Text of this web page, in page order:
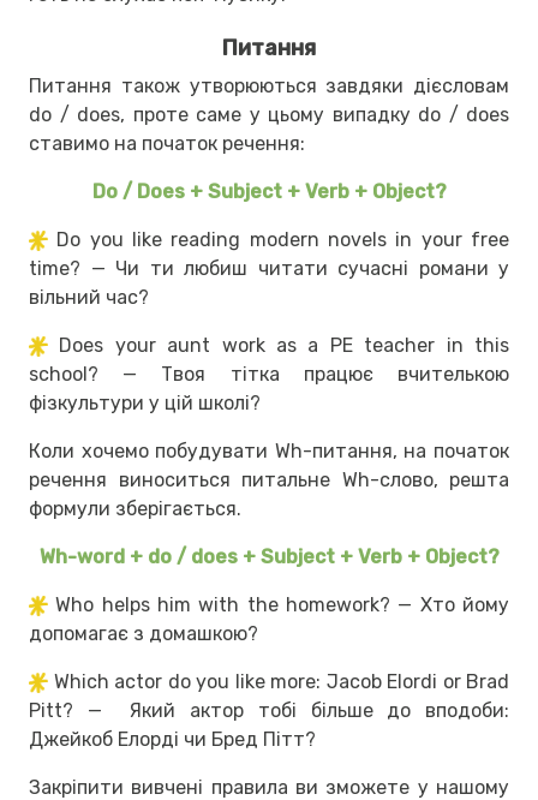
Питання
Питання також утворюються завдяки дієсловам
do / does, проте саме у цьому випадку do / does
ставимо на початок речення:
Do / Does + Subject + Verb + Object?
Do you like reading modern novels in your free
time? — Чи ти любиш читати сучасні романи у
вільний час?
Does your aunt work as a PE teacher in this
school? — Твоя тітка працює вчителькою
фізкультури у цій школі?
Коли хочемо побудувати Wh-питання, на початок
речення виноситься питальне Wh-слово, решта
формули зберігається.
Wh-word + do / does + Subject + Verb + Object?
Who helps him with the homework? — Хто йому
допомагає з домашкою?
Which actor do you like more: Jacob Elordi or Brad
Pitt? — Який актор тобі більше до вподоби:
Джейкоб Елорді чи Бред Пітт?
Закріпити вивчені правила ви зможете у нашому